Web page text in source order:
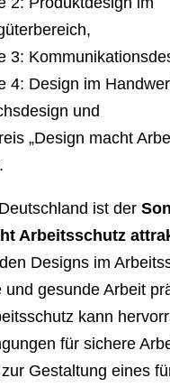
3:
4: Design im
und
„Design macht
ist der
Arbeitsschutz
Designs im
und gesunde Arbeit
kann
für sichere
Gestaltung eines